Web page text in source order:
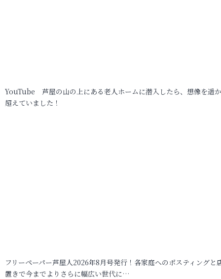
YouTube 芦屋の山の上にある老人ホームに潜入したら、想像を遥
超えていました！
フリーペーパー芦屋人2026年8月号発行！各家庭へのポスティングと
置きで今までよりさらに幅広い世代に…